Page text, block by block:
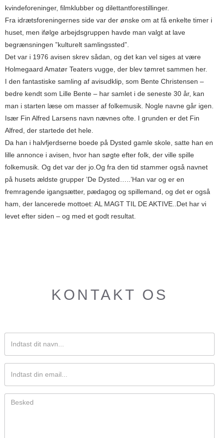
kvindeforeninger, filmklubber og dilettantforestillinger.
Fra idrætsforeningernes side var der ønske om at få enkelte timer i
huset, men ifølge arbejdsgruppen havde man valgt at lave
begrænsningen ”kulturelt samlingssted”.
Det var i 1976 avisen skrev sådan, og det kan vel siges at være
Holmegaard Amatør Teaters vugge, der blev tømret sammen her.
I den fantastiske samling af avisudklip, som Bente Christensen –
bedre kendt som Lille Bente – har samlet i de seneste 30 år, kan
man i starten læse om masser af folkemusik. Nogle navne går igen.
Især Fin Alfred Larsens navn nævnes ofte. I grunden er det Fin
Alfred, der startede det hele.
Da han i halvfjerdserne boede på Dysted gamle skole, satte han en
lille annonce i avisen, hvor han søgte efter folk, der ville spille
folkemusik. Og det var der jo.Og fra den tid stammer også navnet
på husets ældste grupper ’De Dysted…..’Han var og er en
fremragende igangsætter, pædagog og spillemand, og det er også
ham, der lancerede mottoet: AL MAGT TIL DE AKTIVE..Det har vi
levet efter siden – og med et godt resultat.
KONTAKT OS